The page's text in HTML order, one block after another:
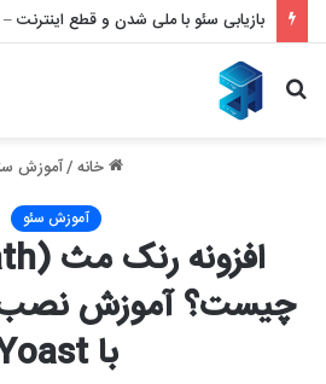
جستجو
خانه/آموزش
آموزش سئو
چیست؟ آموزش نصب
با Yoast